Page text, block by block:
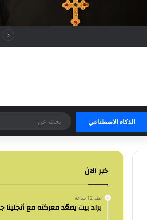
الذكاء الاصطناعي
خبر الان
منذ 12 ساعة
براد بيت يصعّد معركته مع أنجلينا